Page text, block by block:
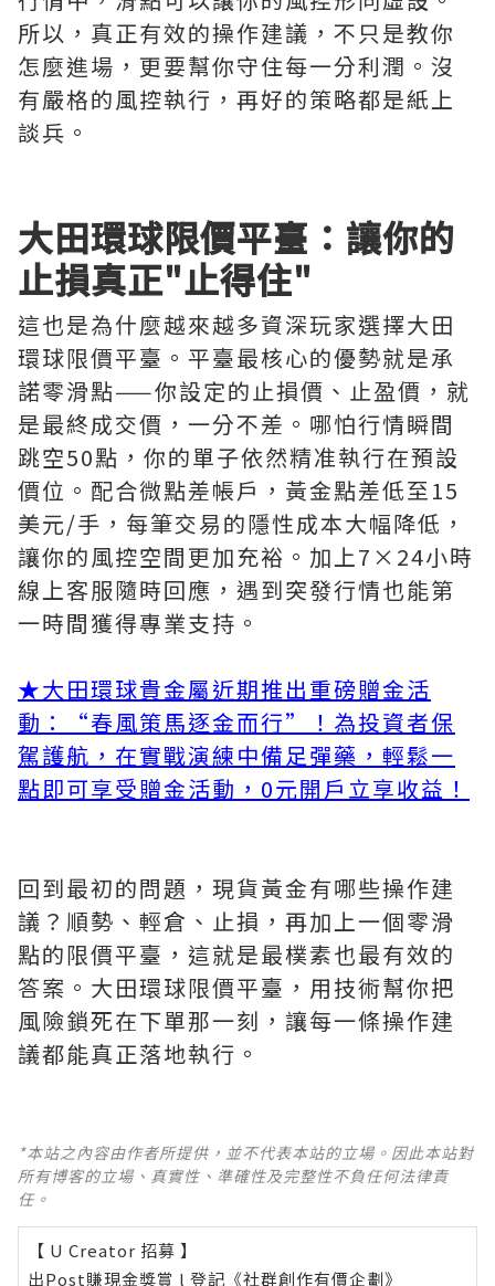
所以，真正有效的操作建議，不只是教你
怎麼進場，更要幫你守住每一分利潤。沒
有嚴格的風控執行，再好的策略都是紙上
談兵。
大田環球限價平臺：讓你的
止損真正"止得住"
這也是為什麼越來越多資深玩家選擇大田
環球限價平臺。平臺最核心的優勢就是承
諾零滑點——你設定的止損價、止盈價，就
是最終成交價，一分不差。哪怕行情瞬間
跳空50點，你的單子依然精准執行在預設
價位。配合微點差帳戶，黃金點差低至15
美元/手，每筆交易的隱性成本大幅降低，
讓你的風控空間更加充裕。加上7×24小時
線上客服隨時回應，遇到突發行情也能第
一時間獲得專業支持。
★大田環球貴金屬近期推出重磅贈金活
動：“春風策馬逐金而行”！為投資者保
駕護航，在實戰演練中備足彈藥，輕鬆一
點即可享受贈金活動，0元開戶立享收益！
回到最初的問題，現貨黃金有哪些操作建
議？順勢、輕倉、止損，再加上一個零滑
點的限價平臺，這就是最樸素也最有效的
答案。大田環球限價平臺，用技術幫你把
風險鎖死在下單那一刻，讓每一條操作建
議都能真正落地執行。
*本站之內容由作者所提供，並不代表本站的立場。因此本站對
所有博客的立場、真實性、準確性及完整性不負任何法律責
任。
【 U Creator 招募 】
出Post賺現金獎賞 l 登記《社群創作有價企劃》